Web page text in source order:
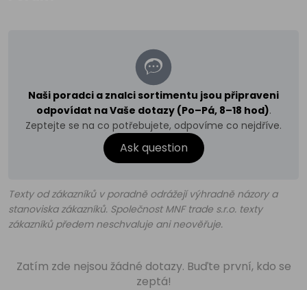
Naši poradci a znalci sortimentu jsou připraveni
odpovídat na Vaše dotazy (Po–Pá, 8–18 hod).
Zeptejte se na co potřebujete, odpovíme co nejdříve.
Ask question
Texty od zákazníků v poradně odrážejí výhradně názory a
stanoviska zákazníků. Společnost MNF trade s.r.o. texty
zákazníků předem neschvaluje ani neověřuje.
Zatím zde nejsou žádné dotazy. Buďte první, kdo se
zeptá!